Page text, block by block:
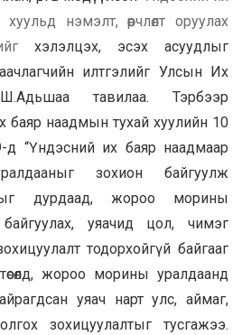
нэмэлт, өөрчлөлт оруулах
хэлэлцэх, эсэх асуудлыг
илтгэлийг Улсын Их
тавилаа. Тэрбээр
баяр наадмын тухай хуулийн 10
д “Үндэсний их баяр наадмаар
зохион байгуулж
дурдаад, жороо морины
уяачид цол, чимэг
тодорхойгүй байгааг
жороо морины уралдаанд
уяач нарт улс, аймаг,
зохицуулалтыг тусгажээ.